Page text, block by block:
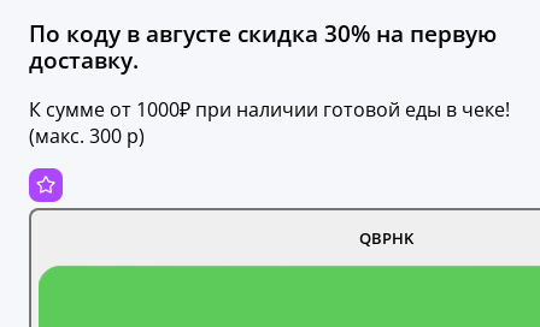
По коду в августе скидка 30% на первую
доставку.
К сумме от 1000₽ при наличии готовой еды в чеке!
(макс. 300 р)
QBPHK